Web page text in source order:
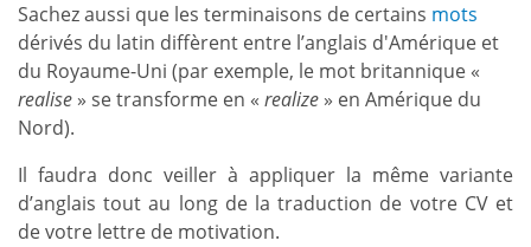
Sachez aussi que les terminaisons de certains mots
dérivés du latin diffèrent entre l’anglais d'Amérique et
du Royaume-Uni (par exemple, le mot britannique «
realise » se transforme en « realize » en Amérique du
Nord).
Il faudra donc veiller à appliquer la même variante
d’anglais tout au long de la traduction de votre CV et
de votre lettre de motivation.